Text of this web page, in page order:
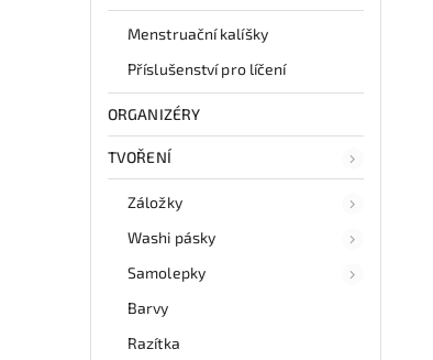
Menstruační kalíšky
Příslušenství pro líčení
ORGANIZÉRY
TVOŘENÍ
Záložky
Washi pásky
Samolepky
Barvy
Razítka